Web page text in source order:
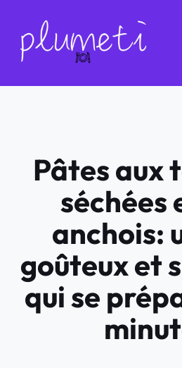
contenu
Pâtes aux
séchées
anchois:
goûteux et
qui se